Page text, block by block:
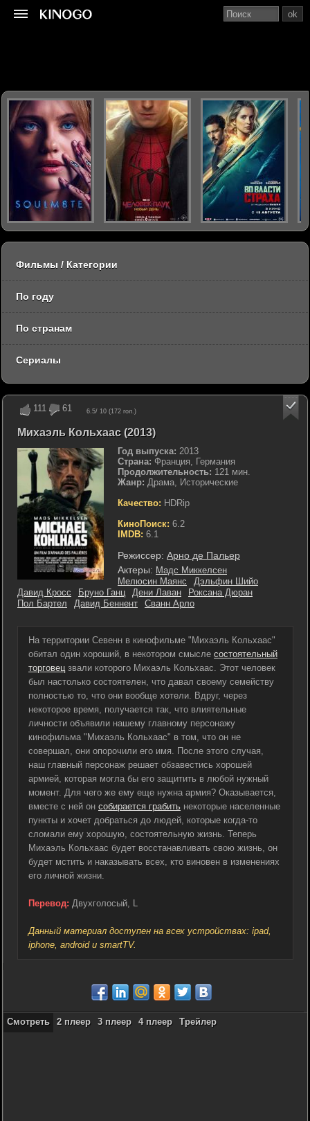
111 61 6.5/ 10 (172 гол.)
Михаэль Кольхаас (2013)
Год выпуска: 2013
Страна: Франция, Германия
Продолжительность: 121 мин.
Жанр: Драма, Исторические
Качество: HDRip
КиноПоиск: 6.2
IMDB: 6.1
Режиссер: Арно де Пальер
Актеры: Мадс Миккелсен
Мелюсин Маянс
Дэльфин Шийо
Давид Кросс
Бруно Ганц Дени Лаван
Роксана Дюран
Пол Бартел
Давид Беннент Сванн Арло
На территории Севенн в кинофильме "Михаэль Кольхаас"
обитал один хороший, в некотором смысле состоятельный
торговец звали которого Михаэль Кольхаас. Этот человек
был настолько состоятелен, что давал своему семейству
полностью то, что они вообще хотели. Вдруг, через
некоторое время, получается так, что влиятельные
личности объявили нашему главному персонажу
кинофильма "Михаэль Кольхаас" в том, что он не
совершал, они опорочили его имя. После этого случая,
наш главный персонаж решает обзавестись хорошей
армией, которая могла бы его защитить в любой нужный
момент. Для чего же ему еще нужна армия? Оказывается,
вместе с ней он собирается грабить некоторые населенные
пункты и хочет добраться до людей, которые когда-то
сломали ему хорошую, состоятельную жизнь. Теперь
Михаэль Кольхаас будет восстанавливать свою жизнь, он
будет мстить и наказывать всех, кто виновен в изменениях
его личной жизни.
Перевод: Двухголосый, L
Данный материал доступен на всех устройствах: ipad,
iphone, android и smartTV.
Смотреть 2 плеер 3 плеер 4 плеер Трейлер
ok
Фильмы / Категории
По году
По странам
Сериалы